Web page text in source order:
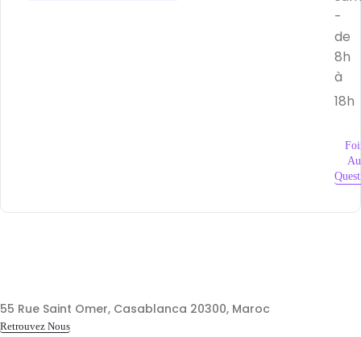
-
de
8h
à
18h
55 Rue Saint Omer, Casablanca 20300, Maroc
Retrouvez Nous